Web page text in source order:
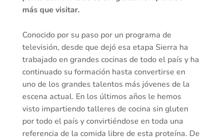
más que visitar.
Conocido por su paso por un programa de
televisión, desde que dejó esa etapa Sierra ha
trabajado en grandes cocinas de todo el país y ha
continuado su formación hasta convertirse en
uno de los grandes talentos más jóvenes de la
escena actual. En los últimos años le hemos
visto impartiendo talleres de cocina sin gluten
por todo el país y convirtiéndose en toda una
referencia de la comida libre de esta proteína. De